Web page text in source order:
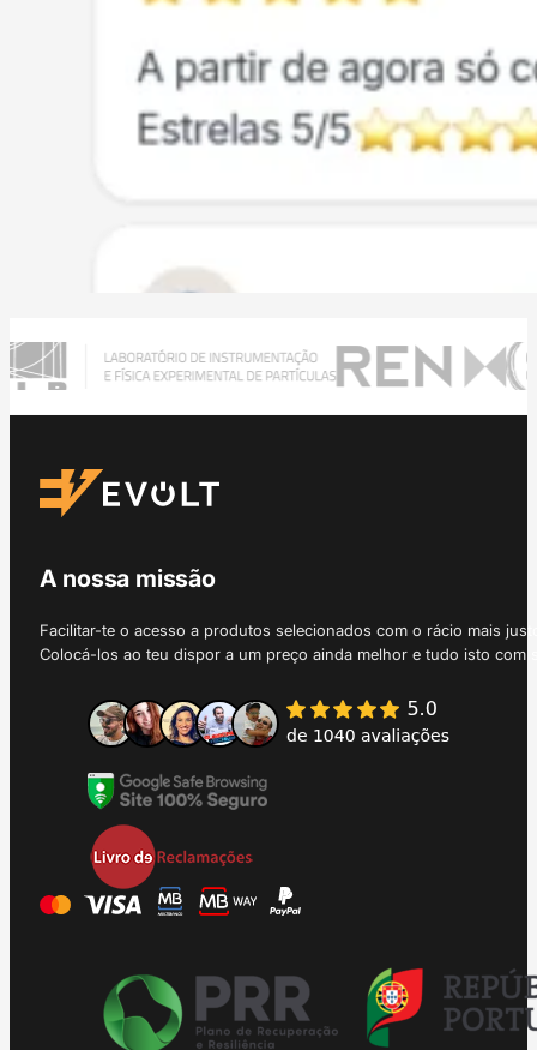
A nossa missão
Facilitar-te o acesso a produtos selecionados com o rácio mais
Colocá-los ao teu dispor a um preço ainda melhor e tudo isto